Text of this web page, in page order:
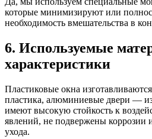
которые минимизируют или
необходимость вмешательства в
6. Используемые
характеристики
Пластиковые окна
пластика, алюминиевые двери —
имеют высокую стойкость к
явлений, не подвержены коррозии
ухода.